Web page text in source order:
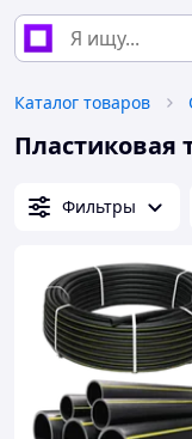
Каталог товаров
Пластиковая
Фильтры